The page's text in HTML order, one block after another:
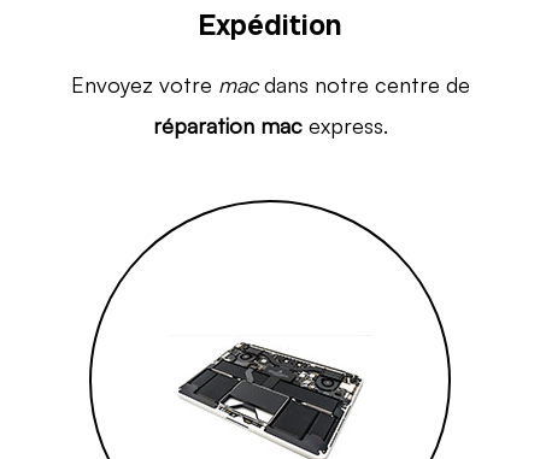
Expédition
Envoyez votre macdans notre centre de
réparation macexpress.